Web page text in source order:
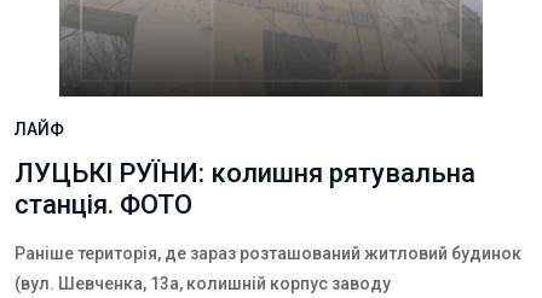
ЛАЙФ
ЛУЦЬКІ РУЇНИ: колишня рятувальна
станція. ФОТО
Раніше територія, де зараз розташований житловий будинок
(вул. Шевченка, 13а, колишній корпус заводу